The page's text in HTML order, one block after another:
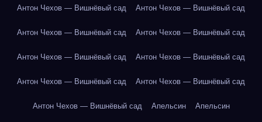
Антон Чехов — Вишнёвый сад Антон Чехов — Вишнёвый сад
Антон Чехов — Вишнёвый сад Антон Чехов — Вишнёвый сад
Антон Чехов — Вишнёвый сад Антон Чехов — Вишнёвый сад
Антон Чехов — Вишнёвый сад Антон Чехов — Вишнёвый сад
Антон Чехов — Вишнёвый сад Апельсин Апельсин